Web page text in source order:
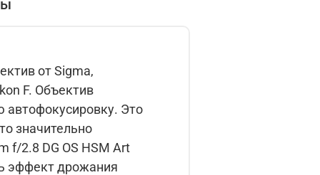
от Sigma,
Это
значительно
эффект дрожания